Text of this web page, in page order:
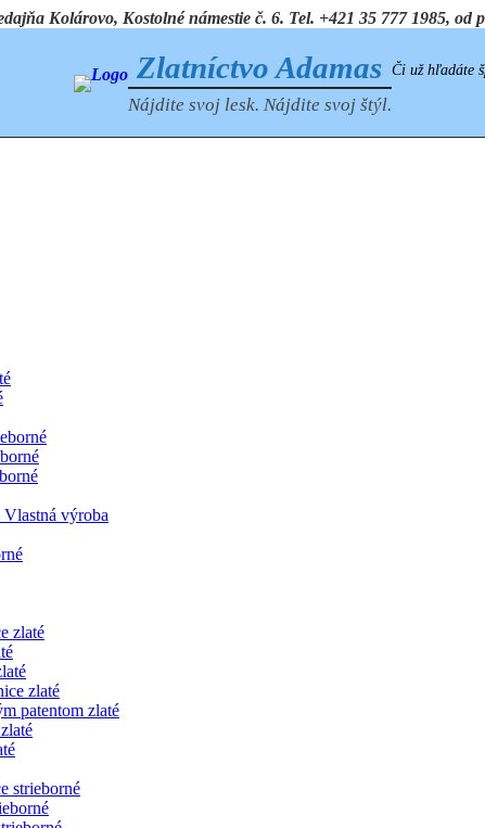
Kolárovo, Kostolné námestie č. 6. Tel. +421 35 777 1985, od
Zlatníctvo Adamas
Nájdite svoj lesk. Nájdite svoj štýl.
Či už hľadáte
Vlastná výroba
zlaté
zlaté
patentom zlaté
strieborné